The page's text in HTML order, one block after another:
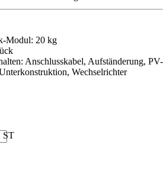
Modul: 20 kg
: Anschlusskabel, Aufständerung, PV-
Wechselrichter
ST